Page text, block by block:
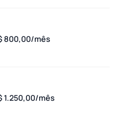
800,00/mês
1.250,00/mês